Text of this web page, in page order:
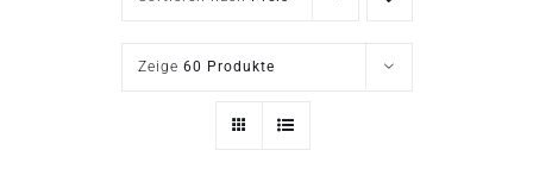
Zeige 60 Produkte